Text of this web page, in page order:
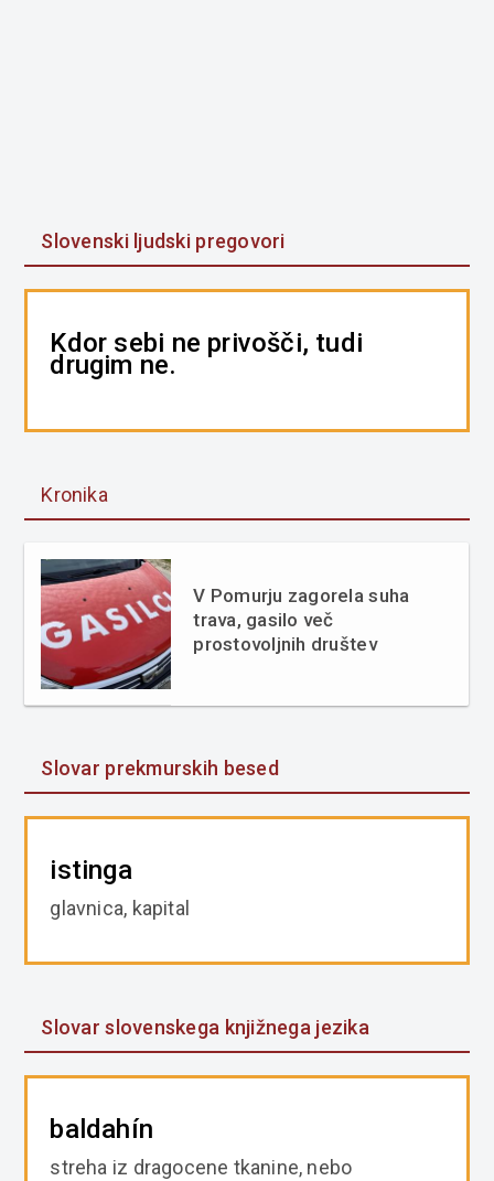
Slovenski ljudski pregovori
Kdor sebi ne privošči, tudi
drugim ne.
Kronika
V Pomurju zagorela suha
trava, gasilo več
prostovoljnih društev
Slovar prekmurskih besed
istinga
glavnica, kapital
Slovar slovenskega knjižnega jezika
baldahín
streha iz dragocene tkanine, nebo